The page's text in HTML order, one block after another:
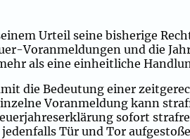
Urteil seine bisherige
Voranmeldungen und die
als eine einheitliche
die Bedeutung einer
Voranmeldung kann
sofort
Tür und Tor